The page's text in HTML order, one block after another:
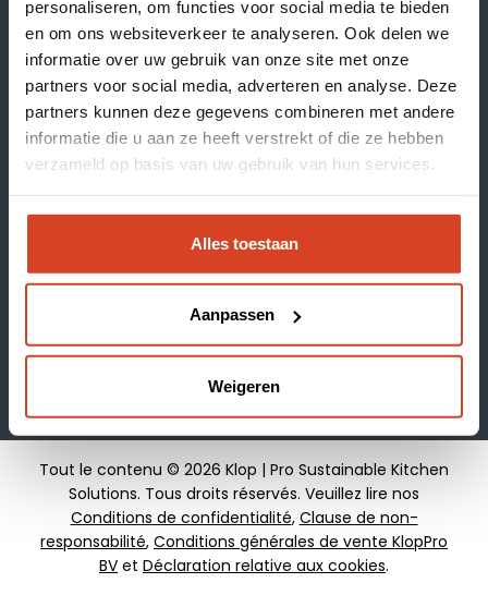
personaliseren, om functies voor social media te bieden
en om ons websiteverkeer te analyseren. Ook delen we
informatie over uw gebruik van onze site met onze
partners voor social media, adverteren en analyse. Deze
partners kunnen deze gegevens combineren met andere
informatie die u aan ze heeft verstrekt of die ze hebben
verzameld op basis van uw gebruik van hun services.
Alles toestaan
Aanpassen
Weigeren
Nos marques
Séances d'inspiration
À propos de Klop | Pro
Soutien
Boutique en ligne
Nos marques
Séances d'inspiration
Réservez un chef
À propos de Klop | Pro
Postes vacants
Suivez-nous sur :
Tout le contenu © 2026 Klop | Pro Sustainable Kitchen
Solutions. Tous droits réservés. Veuillez lire nos
Conditions de confidentialité, Clause de non-
responsabilité, Conditions générales de vente KlopPro
BV et Déclaration relative aux cookies.